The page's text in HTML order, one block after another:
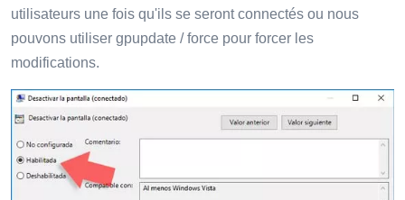
utilisateurs une fois qu'ils se seront connectés ou nous
pouvons utiliser gpupdate / force pour forcer les
modifications.